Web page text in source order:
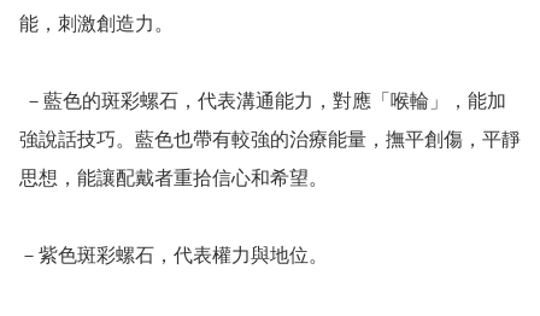
能，刺激創造力。
強說話技巧。藍色也帶有較強的治療能量，撫平創傷，平靜
思想，能讓配戴者重拾信心和希望。
－紫色斑彩螺石，代表權力與地位。